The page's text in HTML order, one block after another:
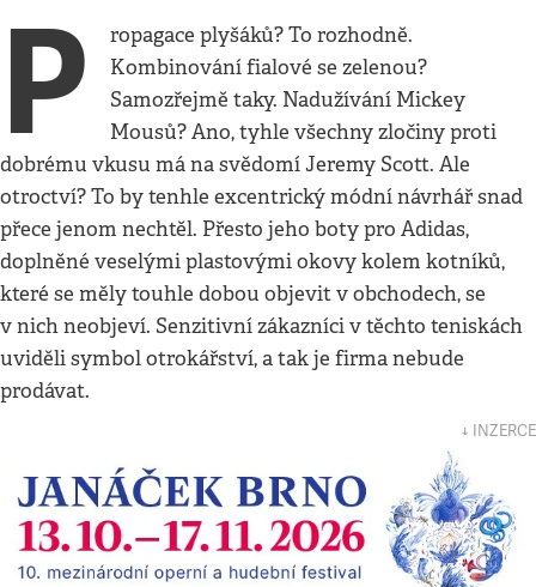
P
ropagace plyšáků? To rozhodně.
Kombinování fialové se zelenou?
Samozřejmě taky. Nadužívání Mickey
Mousů? Ano, tyhle všechny zločiny proti
dobrému vkusu má na svědomí Jeremy Scott. Ale
otroctví? To by tenhle excentrický módní návrhář snad
přece jenom nechtěl. Přesto jeho boty pro Adidas,
doplněné veselými plastovými okovy kolem kotníků,
které se měly touhle dobou objevit v obchodech, se
v nich neobjeví. Senzitivní zákazníci v těchto teniskách
uviděli symbol otrokářství, a tak je firma nebude
prodávat.
↓ INZERCE